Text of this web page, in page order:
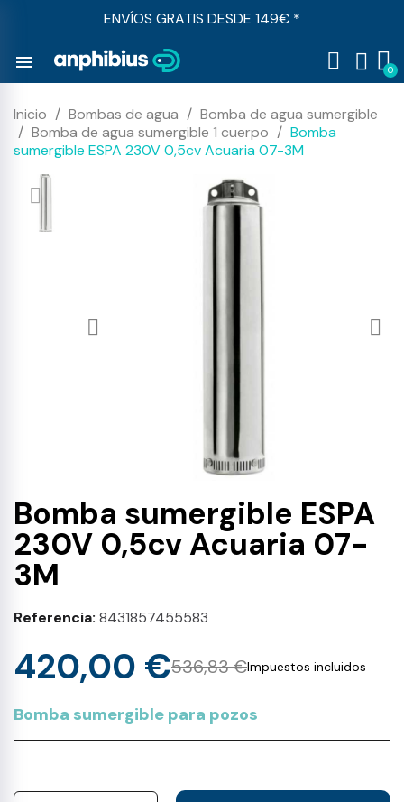
ENVÍOS GRATIS DESDE 149€ *
menu
Inicio Bombas de agua
Bomba de agua sumergible
Bomba de agua sumergible 1 cuerpo
Bomba
sumergible ESPA 230V 0,5cv Acuaria 07-3M
Bomba sumergible ESPA
230V 0,5cv Acuaria 07-
3M
Referencia 8431857455583
536,83 €
420,00 € Impuestos incluidos
Bomba sumergible para pozos